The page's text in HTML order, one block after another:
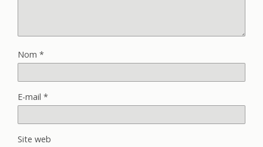
Nom *
E-mail *
Site web